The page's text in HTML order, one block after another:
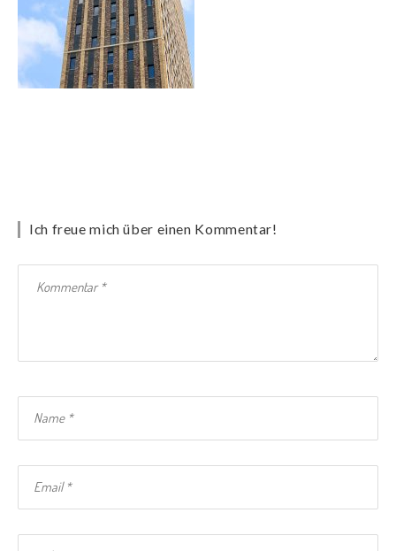
Ich freue mich über einen Kommentar!